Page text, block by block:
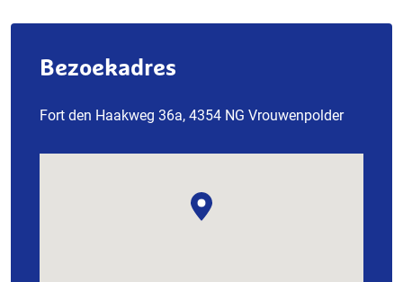
Bezoekadres
Fort den Haakweg 36a, 4354 NG Vrouwenpolder